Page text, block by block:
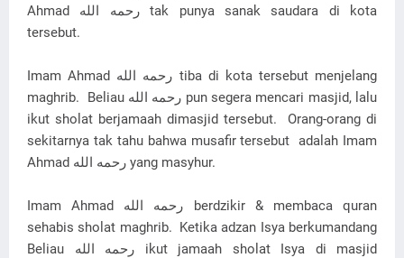
Ahmad رحمه الله‎ tak punya sanak saudara di kota
tersebut.
Imam Ahmad رحمه الله‎ tiba di kota tersebut menjelang
maghrib. Beliau رحمه الله‎ pun segera mencari masjid, lalu
ikut sholat berjamaah dimasjid tersebut. Orang-orang di
sekitarnya tak tahu bahwa musafir tersebut adalah Imam
Ahmad رحمه الله‎ yang masyhur.
Imam Ahmad رحمه الله‎ berdzikir & membaca quran
sehabis sholat maghrib. Ketika adzan Isya berkumandang
Beliau رحمه الله‎ ikut jamaah sholat Isya di masjid